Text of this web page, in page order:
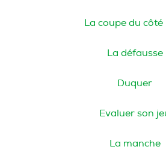
La coupe du côté
La défausse
Duquer
Evaluer son
La manche